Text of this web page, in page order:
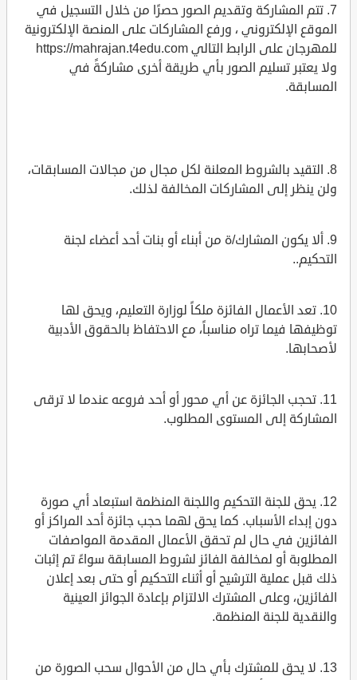
7. تتم المشاركة وتقديم الصور حصرًا من خلال التسجيل في
الموقع الإلكتروني ، ورفع المشاركات على المنصة الإلكترونية
للمهرجان على الرابط التالي https://mahrajan.t4edu.com
ولا يعتبر تسليم الصور بأي طريقة أخرى مشاركةً في
المسابقة.
8. التقيد بالشروط المعلنة لكل مجال من مجالات المسابقات،
ولن ينظر إلى المشاركات المخالفة لذلك.
9. ألا يكون المشارك/ة من أبناء أو بنات أحد أعضاء لجنة
التحكيم..
10. تعد الأعمال الفائزة ملكاً لوزارة التعليم، ويحق لها
توظيفها فيما تراه مناسباً، مع الاحتفاظ بالحقوق الأدبية
لأصحابها.
11. تحجب الجائزة عن أي محور أو أحد فروعه عندما لا ترقى
المشاركة إلى المستوى المطلوب.
12. يحق للجنة التحكيم واللجنة المنظمة استبعاد أي صورة
دون إبداء الأسباب. كما يحق لهما حجب جائزة أحد المراكز أو
الفائزين في حال لم تحقق الأعمال المقدمة المواصفات
المطلوبة أو لمخالفة الفائز لشروط المسابقة سواءً تم إثبات
ذلك قبل عملية الترشيح أو أثناء التحكيم أو حتى بعد إعلان
الفائزين، وعلى المشترك الالتزام بإعادة الجوائز العينية
والنقدية للجنة المنظمة.
13. لا يحق للمشترك بأي حال من الأحوال سحب الصورة من